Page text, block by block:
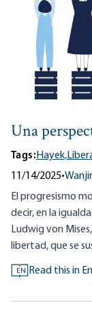
Una
Tags:Hayek,
11/14/2025•
El progresismo
decir, en la
Ludwig von
libertad, que se
EN Read this in